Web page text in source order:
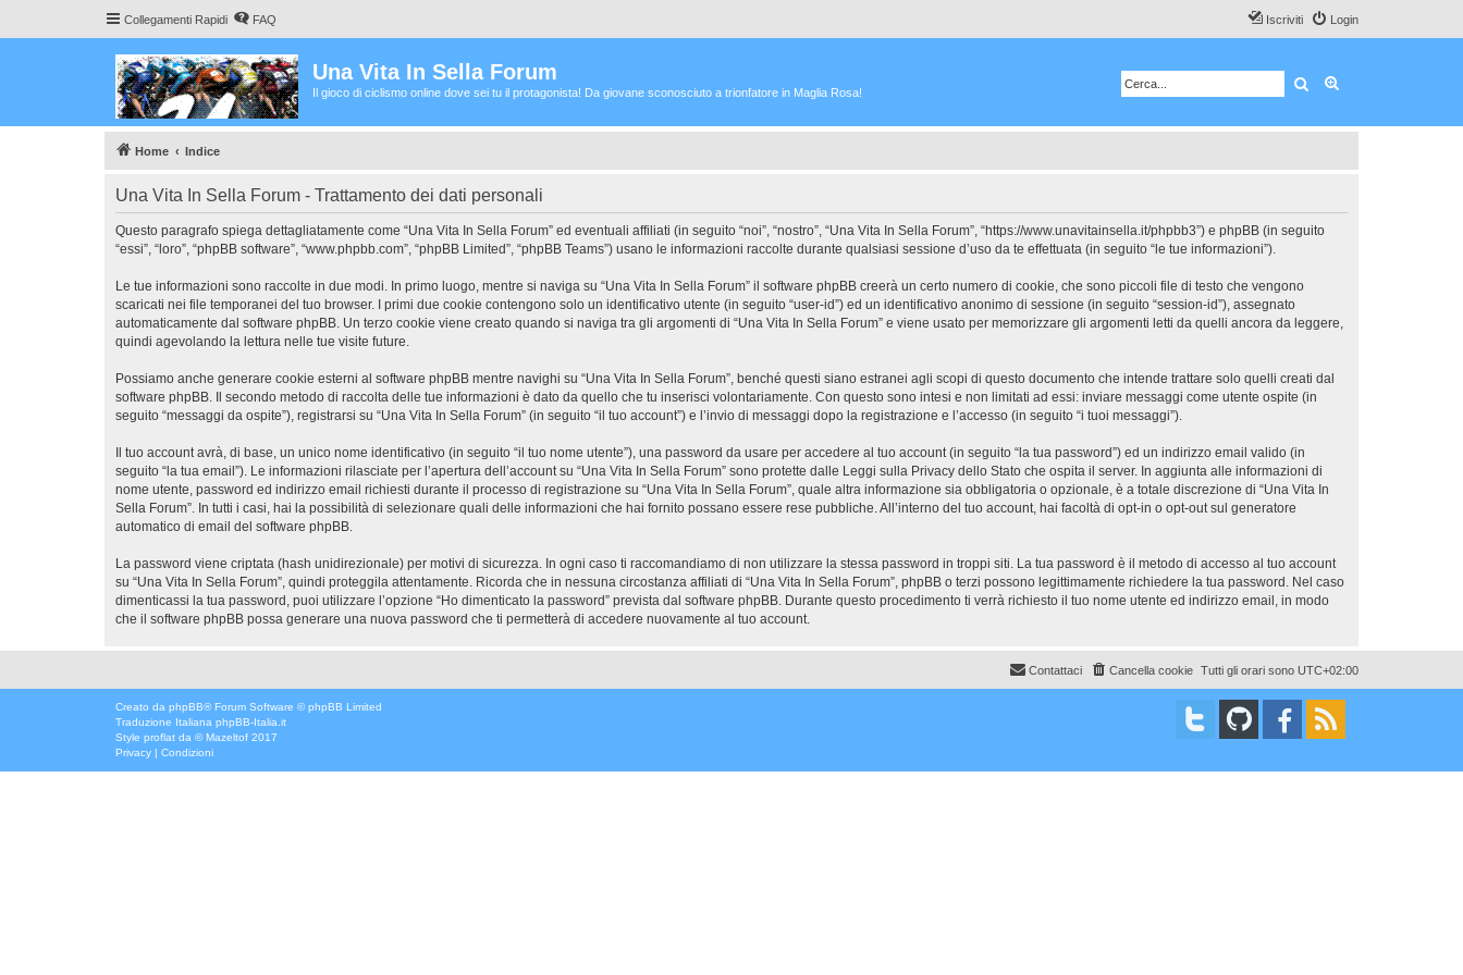
Collegamenti Rapidi FAQ Login
Iscriviti
Una Vita In Sella Forum
Il gioco di ciclismo online dove sei tu il protagonista! Da giovane sconosciuto a trionfatore in Maglia Rosa! Cerca
Home Indice
Una Vita In Sella Forum - Trattamento dei dati personali
Questo paragrafo spiega dettagliatamente come “Una Vita In Sella Forum” ed eventuali affiliati (in seguito “noi”, “nostro”, “Una Vita In Sella Forum”, “https://www.unavitainsella.it/phpbb3”) e phpBB (in seguito
“essi”, “loro”, “phpBB software”, “www.phpbb.com”, “phpBB Limited”, “phpBB Teams”) usano le informazioni raccolte durante qualsiasi sessione d’uso da te effettuata (in seguito “le tue informazioni”).
Le tue informazioni sono raccolte in due modi. In primo luogo, mentre si naviga su “Una Vita In Sella Forum” il software phpBB creerà un certo numero di cookie, che sono piccoli file di testo che vengono
scaricati nei file temporanei del tuo browser. I primi due cookie contengono solo un identificativo utente (in seguito “user-id”) ed un identificativo anonimo di sessione (in seguito “session-id”), assegnato
automaticamente dal software phpBB. Un terzo cookie viene creato quando si naviga tra gli argomenti di “Una Vita In Sella Forum” e viene usato per memorizzare gli argomenti letti da quelli ancora da leggere,
quindi agevolando la lettura nelle tue visite future.
Possiamo anche generare cookie esterni al software phpBB mentre navighi su “Una Vita In Sella Forum”, benché questi siano estranei agli scopi di questo documento che intende trattare solo quelli creati dal
software phpBB. Il secondo metodo di raccolta delle tue informazioni è dato da quello che tu inserisci volontariamente. Con questo sono intesi e non limitati ad essi: inviare messaggi come utente ospite (in
seguito “messaggi da ospite”), registrarsi su “Una Vita In Sella Forum” (in seguito “il tuo account”) e l’invio di messaggi dopo la registrazione e l’accesso (in seguito “i tuoi messaggi”).
Il tuo account avrà, di base, un unico nome identificativo (in seguito “il tuo nome utente”), una password da usare per accedere al tuo account (in seguito “la tua password”) ed un indirizzo email valido (in
seguito “la tua email”). Le informazioni rilasciate per l’apertura dell’account su “Una Vita In Sella Forum” sono protette dalle Leggi sulla Privacy dello Stato che ospita il server. In aggiunta alle informazioni di
nome utente, password ed indirizzo email richiesti durante il processo di registrazione su “Una Vita In Sella Forum”, quale altra informazione sia obbligatoria o opzionale, è a totale discrezione di “Una Vita In
Sella Forum”. In tutti i casi, hai la possibilità di selezionare quali delle informazioni che hai fornito possano essere rese pubbliche. All’interno del tuo account, hai facoltà di opt-in o opt-out sul generatore
automatico di email del software phpBB.
La password viene criptata (hash unidirezionale) per motivi di sicurezza. In ogni caso ti raccomandiamo di non utilizzare la stessa password in troppi siti. La tua password è il metodo di accesso al tuo account
su “Una Vita In Sella Forum”, quindi proteggila attentamente. Ricorda che in nessuna circostanza affiliati di “Una Vita In Sella Forum”, phpBB o terzi possono legittimamente richiedere la tua password. Nel caso
dimenticassi la tua password, puoi utilizzare l’opzione “Ho dimenticato la password” prevista dal software phpBB. Durante questo procedimento ti verrà richiesto il tuo nome utente ed indirizzo email, in modo
che il software phpBB possa generare una nuova password che ti permetterà di accedere nuovamente al tuo account.
Tutti gli orari sono UTC+02:00
Cancella cookie
Contattaci
Creato da phpBB® Forum Software © phpBB Limited
Traduzione Italiana phpBB-Italia.it
Style proflat da ©Mazeltof 2017
Privacy | Condizioni